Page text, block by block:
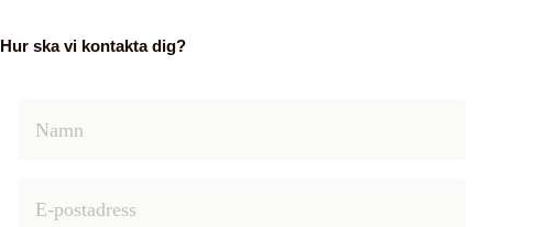
Hur ska vi kontakta dig?